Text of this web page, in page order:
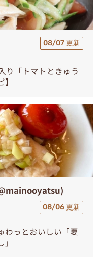
08/07 更新
り「トマトときゅう
08/06 更新
わっとおいしい「夏